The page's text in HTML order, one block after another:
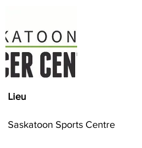
Lieu
Saskatoon Sports Centre